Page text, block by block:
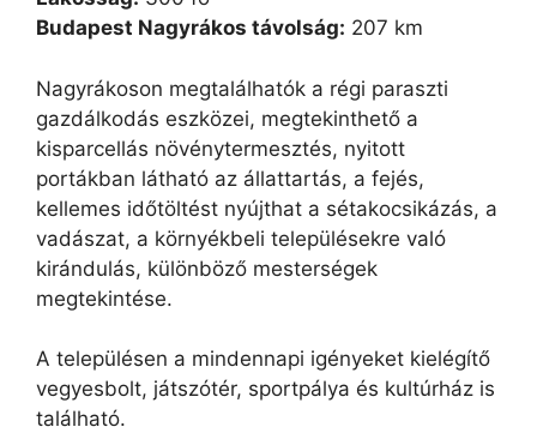
Budapest Nagyrákos távolság: 207 km
Nagyrákoson megtalálhatók a régi paraszti
gazdálkodás eszközei, megtekinthető a
kisparcellás növénytermesztés, nyitott
portákban látható az állattartás, a fejés,
kellemes időtöltést nyújthat a sétakocsikázás, a
vadászat, a környékbeli településekre való
kirándulás, különböző mesterségek
megtekintése.
A településen a mindennapi igényeket kielégítő
vegyesbolt, játszótér, sportpálya és kultúrház is
található.